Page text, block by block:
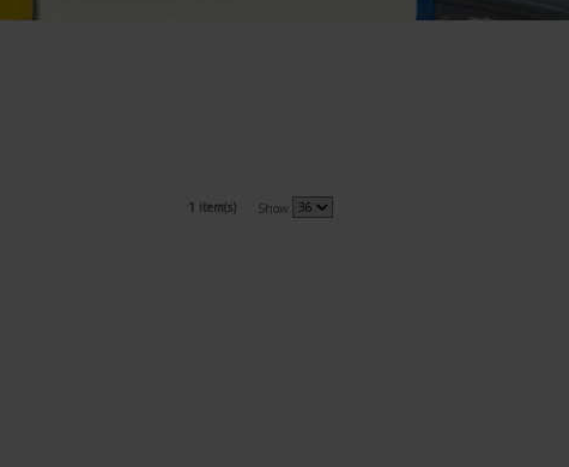
1 item(s) Show